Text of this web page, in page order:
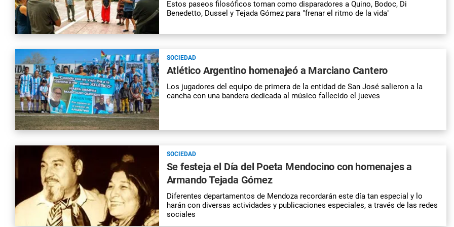
Estos paseos filosóficos toman como disparadores a Quino, Bodoc, Di
Benedetto, Dussel y Tejada Gómez para "frenar el ritmo de la vida"
SOCIEDAD
Atlético Argentino homenajeó a Marciano Cantero
Los jugadores del equipo de primera de la entidad de San José salieron a la
cancha con una bandera dedicada al músico fallecido el jueves
SOCIEDAD
Se festeja el Día del Poeta Mendocino con homenajes a
Armando Tejada Gómez
Diferentes departamentos de Mendoza recordarán este día tan especial y lo
harán con diversas actividades y publicaciones especiales, a través de las redes
sociales